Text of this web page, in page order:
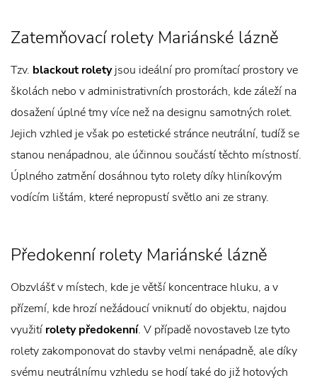
Zatemňovací rolety Mariánské lázně
Tzv. blackout roletyjsou ideální pro promítací prostory ve
školách nebo v administrativních prostorách, kde záleží na
dosažení úplné tmy více než na designu samotných rolet.
Jejich vzhled je však po estetické stránce neutrální, tudíž se
stanou nenápadnou, ale účinnou součástí těchto místností.
Úplného zatmění dosáhnou tyto rolety díky hliníkovým
vodícím lištám, které nepropustí světlo ani ze strany.
Předokenní rolety Mariánské lázně
Obzvlášť v místech, kde je větší koncentrace hluku, a v
přízemí, kde hrozí nežádoucí vniknutí do objektu, najdou
využití rolety předokenní. V případě novostaveb lze tyto
rolety zakomponovat do stavby velmi nenápadně, ale díky
svému neutrálnímu vzhledu se hodí také do již hotových